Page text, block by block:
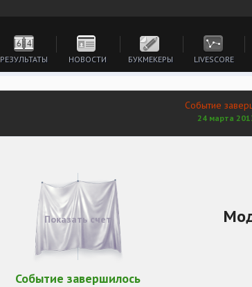
РЕЗУЛЬТАТЫ НОВОСТИ БУКМЕКЕРЫ LIVESCORE
Событие
24 марта
Событие завершилось
Показать счет